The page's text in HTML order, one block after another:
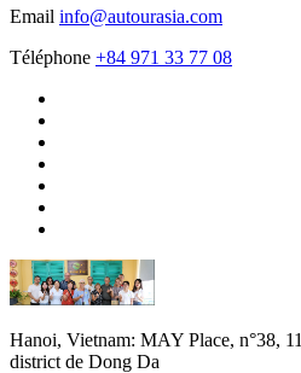
Email info@autourasia.com
Téléphone +84 971 33 77 08
Hanoi, Vietnam: MAY Place, n°38,
district de Dong Da